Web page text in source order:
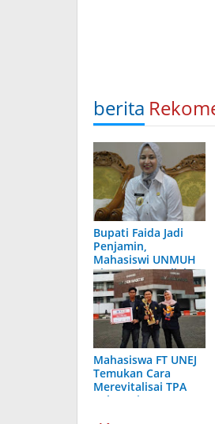
berita
Bupati Faida Jadi
Penjamin,
Mahasiswi UNMUH
Bisa Lanjut Kuliah
Mahasiswa FT UNEJ
Temukan Cara
Merevitalisai TPA
Pakusari